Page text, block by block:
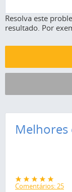
Resolva este
resultado. Por
Melhores
Comentários: 25